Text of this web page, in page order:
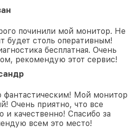
починили мой монитор. Не
будет столь оперативным!
бесплатная. Очень
рекомендую этот сервис!
фантастическим! Мой монитор
Очень приятно, что все
и качественно! Спасибо за
всем это место!